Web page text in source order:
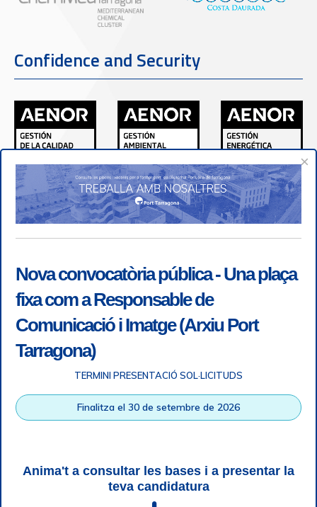
Confidence and Security
Accessibility Legal note | + info RGPD |Information of
×
Nova convocatòria pública - Una plaça
fixa com a Responsable de
Comunicació i Imatge (Arxiu Port
Tarragona)
TERMINI PRESENTACIÓ SOL·LICITUDS
Finalitza el 30 de setembre de 2026
Anima't a consultar les bases i a presentar la
teva candidatura